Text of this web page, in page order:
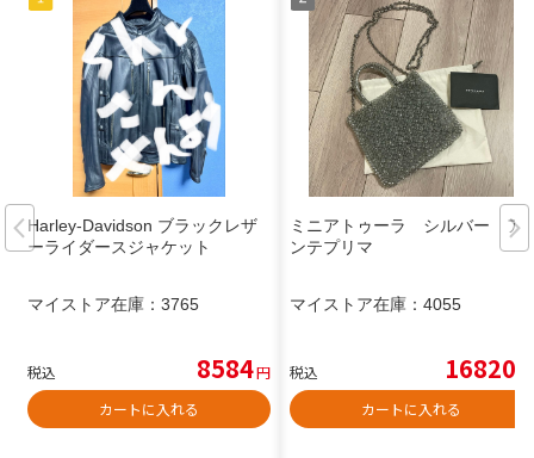
Harley-Davidson ブラックレザ
ーライダースジャケット
マイストア在庫： 3765
税込 8584円
カートに入れる
ミニアトゥーラ シルバー ア
ンテプリマ
マイストア在庫： 4055
税込 16820
カートに入れる